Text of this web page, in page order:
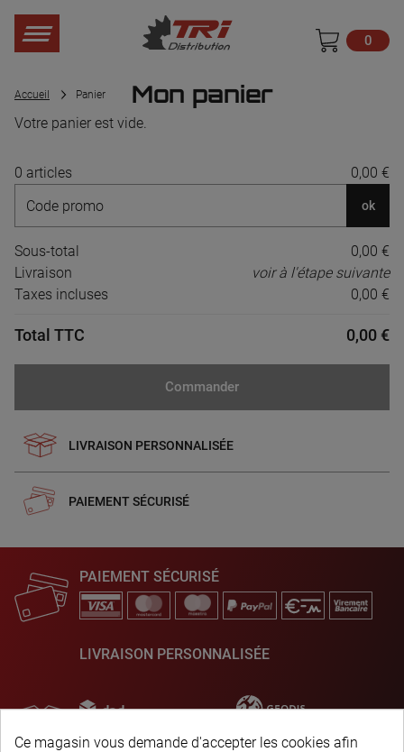
0
Accueil Panier Mon panier
Votre panier est vide.
0 articles 0,00 €
ok
Sous-total
0,00 €
Livraison
voir à l'étape suivante
Taxes incluses
0,00 €
Total TTC 0,00 €
Commander
LIVRAISON PERSONNALISÉE
PAIEMENT SÉCURISÉ
PAIEMENT SÉCURISÉ
LIVRAISON PERSONNALISÉE
Ce magasin vous demande d'accepter les cookies afin